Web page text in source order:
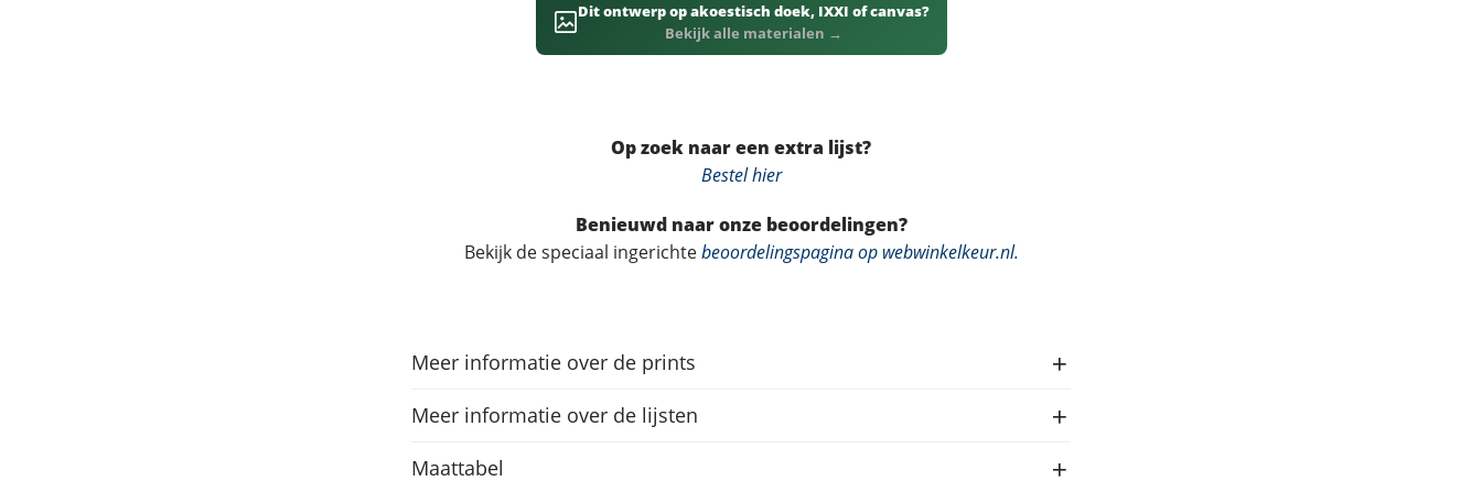
Dit ontwerp op akoestisch doek, IXXI of canvas?
Bekijk alle materialen →
Op zoek naar een extra lijst?
Bestel hier
Benieuwd naar onze beoordelingen?
Bekijk de speciaal ingerichtebeoordelingspagina op webwinkelkeur.nl.
Meer informatie over de prints
Meer informatie over de lijsten
Maattabel